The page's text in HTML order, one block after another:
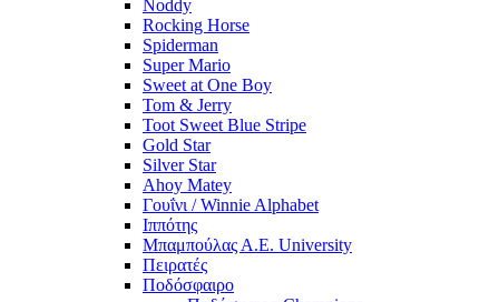
Noddy
Rocking Horse
Spiderman
Super Mario
Sweet at One Boy
Tom & Jerry
Toot Sweet Blue Stripe
Gold Star
Silver Star
Ahoy Matey
Γουΐνι / Winnie Alphabet
Ιππότης
Μπαμπούλας Α.Ε. University
Πειρατές
Ποδόσφαιρο